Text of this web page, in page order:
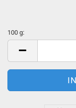
100 g:
100